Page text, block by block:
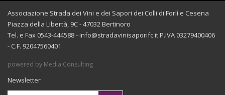
Associazione Strada dei Vini e dei Sapori dei Colli di Forlì e Cesena
Piazza della Libertà, 9C - 47032 Bertinoro
Tel. e Fax 0543-444588 - info@stradavinisaporifc.it P.IVA 03279400406
- C.F. 92047560401
powered by Media Consulting
Newsletter